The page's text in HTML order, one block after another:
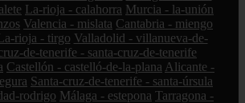
La-rioja - calahorra Murcia - la-unión
Valencia - mislata Cantabria - miengo
rioja - tirgo Valladolid - villanueva-de-
de-tenerife - santa-cruz-de-tenerife
Castellón - castelló-de-la-plana Alicante -
Santa-cruz-de-tenerife - santa-úrsula
rodrigo Málaga - estepona Tarragona -